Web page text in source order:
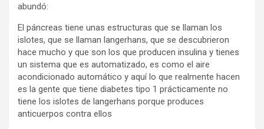
abundó:
El páncreas tiene unas estructuras que se llaman los
islotes, que se llaman langerhans, que se descubrieron
hace mucho y que son los que producen insulina y tienes
un sistema que es automatizado, es como el aire
acondicionado automático y aquí lo que realmente hacen
es la gente que tiene diabetes tipo 1 prácticamente no
tiene los islotes de langerhans porque produces
anticuerpos contra ellos